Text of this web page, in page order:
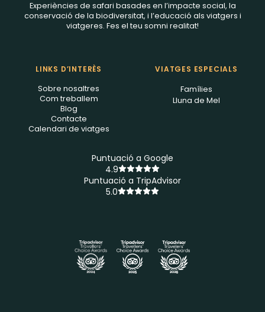
Experiències de safari basades en l’impacte social, la
conservació de la biodiversitat, i l’educació als viatgers i
viatgeres. Fes el teu somni realitat!
LINKS D’INTERÈS
Sobre nosaltres
Com treballem
Blog
Contacte
Calendari de viatges
VIATGES ESPECIALS
Famílies
Lluna de Mel
Puntuació a Google
4.9
Puntuació a TripAdvisor
5.0